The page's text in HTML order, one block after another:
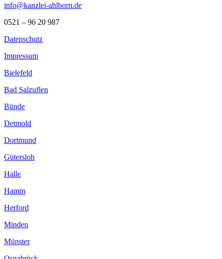
info@kanzlei-ahlborn.de
0521 – 96 20 987
Datenschutz
Impressum
Bielefeld
Bad Salzuflen
Bünde
Detmold
Dortmund
Gütersloh
Halle
Hamm
Herford
Minden
Münster